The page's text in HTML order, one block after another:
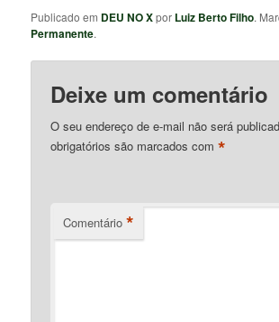
Publicado em DEU NO Xpor Luiz Berto Filho.
Permanente.
Deixe um comentário
O seu endereço de e-mail não será
obrigatórios são marcados com*
Comentário *